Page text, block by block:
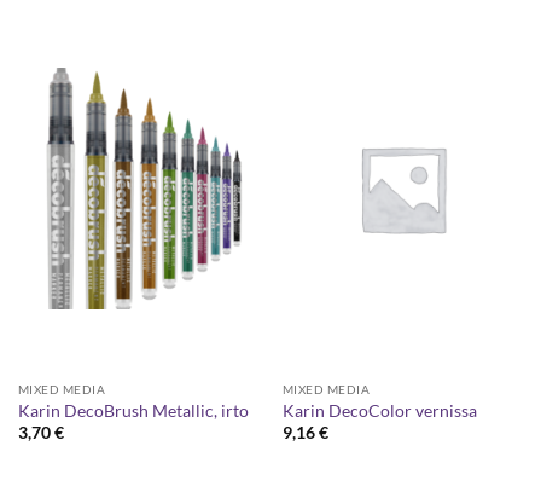
MIXED MEDIA
Karin DecoBrush Metallic, irto
3,70€
MIXED MEDIA
Karin DecoColor vernissa
9,16€